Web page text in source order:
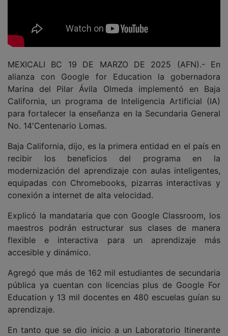
MEXICALI BC 19 DE MARZO DE 2025 (AFN).- En
alianza con Google for Education la gobernadora
Marina del Pilar Ávila Olmeda implementó en Baja
California, un programa de Inteligencia Artificial (IA)
para fortalecer la enseñanza en la Secundaria General
No. 14'Centenario Lomas.
Baja California, dijo, es la primera entidad en el país en
recibir los beneficios del programa en la
modernización del aprendizaje con aulas inteligentes,
equipadas con Chromebooks, pizarras interactivas y
conexión a internet de alta velocidad.
Explicó la mandataria que con Google Classroom, los
maestros podrán estructurar sus clases de manera
flexible e interactiva para un aprendizaje más
accesible y dinámico.
Agregó que más de 162 mil estudiantes de secundaria
pública ya cuentan con licencias plus de Google For
Education y 13 mil docentes en 480 escuelas guían su
aprendizaje.
En tanto que se dio inicio a un Laboratorio Itinerante